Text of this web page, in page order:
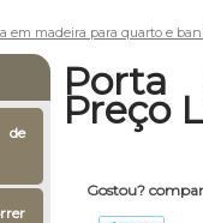
em madeira para quarto e
de
Porta
Preço
Gostou?